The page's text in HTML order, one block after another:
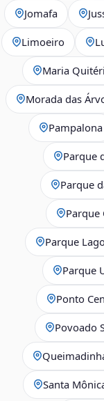
Jomafa
Limoeiro
Maria
Morada das
Pampalona
Parque
Parque
Parque
Parque
Parque
Ponto
Povoado
Santa